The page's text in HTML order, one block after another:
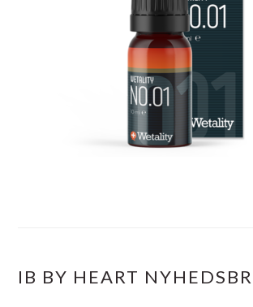
IB BY HEART